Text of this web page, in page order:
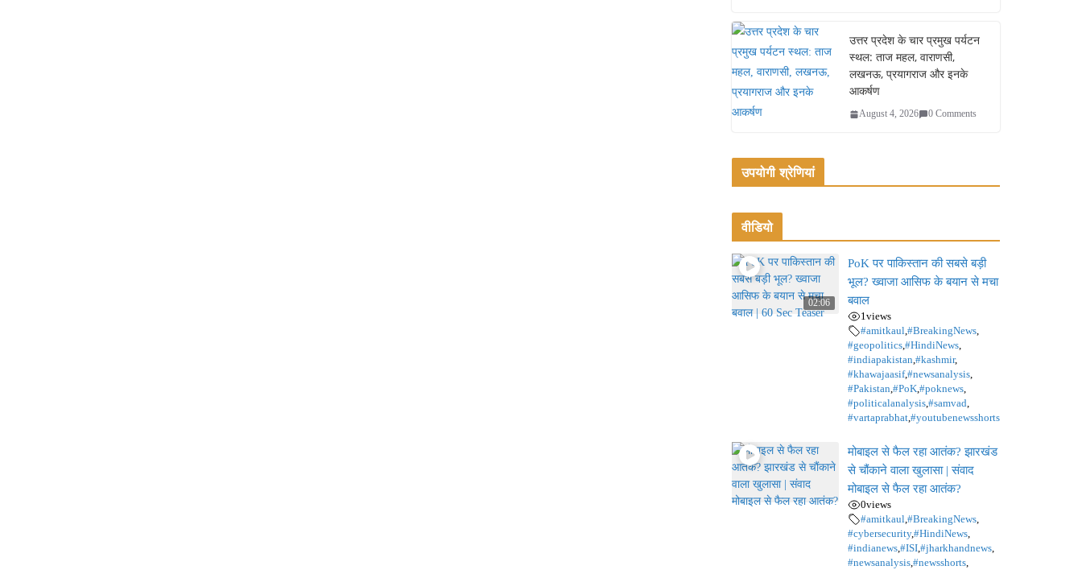
उत्तर प्रदेश के चार प्रमुख पर्यटन
स्थल: ताज महल, वाराणसी,
लखनऊ, प्रयागराज और इनके
आकर्षण
August 4, 2026 0 Comments
उपयोगी श्रेणियां
वीडियो
02:06
PoK पर पाकिस्तान की सबसे बड़ी
भूल? ख्वाजा आसिफ के बयान से मचा
बवाल
1views
#amitkaul,#BreakingNews,
#geopolitics,#HindiNews,
#indiapakistan,#kashmir,
#khawajaasif,#newsanalysis,
#Pakistan,#PoK,#poknews,
#politicalanalysis,#samvad,
#vartaprabhat,#youtubenewsshorts
मोबाइल से फैल रहा आतंक? झारखंड
से चौंकाने वाला खुलासा | संवाद
मोबाइल से फैल रहा आतंक?
0views
#amitkaul,#BreakingNews,
#cybersecurity,#HindiNews,
#indianews,#ISI,#jharkhandnews,
#newsanalysis,#newsshorts,